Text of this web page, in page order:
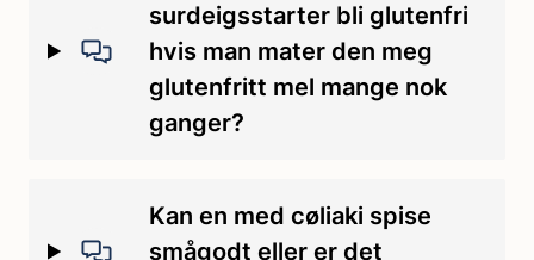
surdeigsstarter bli glutenfri
hvis man mater den meg
glutenfritt mel mange nok
ganger?
Kan en med cøliaki spise
smågodt eller er det